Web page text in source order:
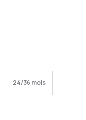
24/36 mois